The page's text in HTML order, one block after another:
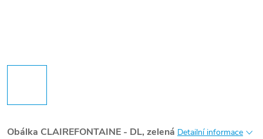
Obálka CLAIREFONTAINE - DL, zelená Detailní informace